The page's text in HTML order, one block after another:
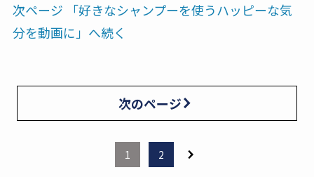
次ページ 「好きなシャンプーを使うハッピーな気
分を動画に」へ続く
次のページ
1 2